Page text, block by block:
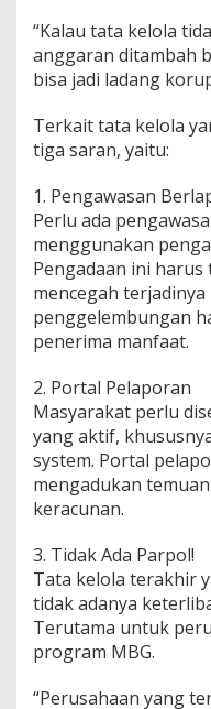
“Kalau tata kelola
anggaran ditambah
bisa jadi ladang
Terkait tata kelola
tiga saran, yaitu:
1. Pengawasan
Perlu ada
menggunakan
Pengadaan ini
mencegah
penggelembungan
penerima manfaat.
2. Portal Pelaporan
Masyarakat perlu
yang aktif,
system. Portal
mengadukan
keracunan.
3. Tidak Ada Parpol!
Tata kelola terakhir
tidak adanya
Terutama untuk
program MBG.
“Perusahaan yang